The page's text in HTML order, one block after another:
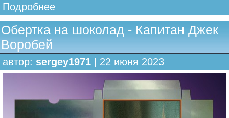
Подробнее
Обертка на шоколад - Капитан Джек
Воробей
автор: sergey1971 | 22 июня 2023